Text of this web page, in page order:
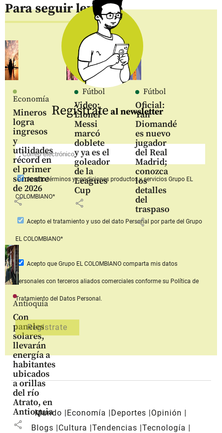
Para seguir leyendo
Economía
Mineros
logra
ingresos
y
utilidades
récord en
el primer
semestre
de 2026
share
Fútbol
Video:
Lionel
Messi
marcó
doblete
y ya es el
goleador
de la
Leagues
Cup
share
Fútbol
Oficial:
Yan
Diomandé
es nuevo
jugador
del Real
Madrid;
conozca
los
detalles
del
traspaso
share
Antioquia
Con
paneles
solares,
llevarán
energía a
habitantes
ubicados
a orillas
del río
Atrato, en
Antioquia
share
Regístrate al newsletter
Aceptotérminos y condiciones productos y serviciosGrupo EL
COLOMBIANO*
Acepto el tratamiento y uso del dato Personal por parte del Grupo
EL COLOMBIANO*
Acepto que Grupo EL COLOMBIANOcomparta mis datos
personales con terceros aliados comerciales conforme su Política de
Tratamiento del Datos Personal.
Mundo Economía Deportes
Opinión
Blogs
Cultura Tendencias Tecnología